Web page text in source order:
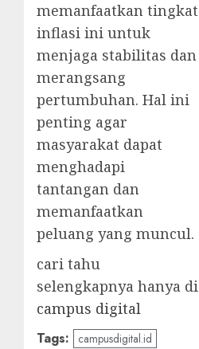
memanfaatkan tingkat
inflasi ini untuk
menjaga stabilitas dan
merangsang
pertumbuhan. Hal ini
penting agar
masyarakat dapat
menghadapi
tantangan dan
memanfaatkan
peluang yang muncul.
cari tahu
selengkapnya hanya di
campus digital
Tags: campusdigital.id